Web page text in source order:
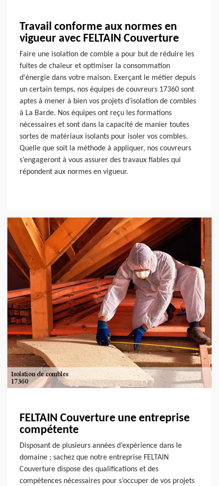
Travail conforme aux normes en
vigueur avec FELTAIN Couverture
Faire une isolation de comble a pour but de réduire les
fuites de chaleur et optimiser la consommation
d'énergie dans votre maison. Exerçant le métier depuis
un certain temps, nos équipes de couvreurs 17360 sont
aptes à mener à bien vos projets d’isolation de combles
à La Barde. Nos équipes ont reçu les formations
nécessaires et sont dans la capacité de manier toutes
sortes de matériaux isolants pour isoler vos combles.
Quelle que soit la méthode à appliquer, nos couvreurs
s’engageront à vous assurer des travaux fiables qui
répondent aux normes en vigueur.
FELTAIN Couverture une entreprise
compétente
Disposant de plusieurs années d’expérience dans le
domaine ; sachez que notre entreprise FELTAIN
Couverture dispose des qualifications et des
compétences nécessaires pour s’occuper de vos projets